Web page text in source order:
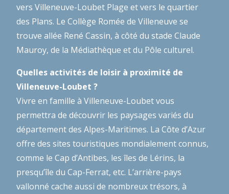
vers Villeneuve-Loubet Plage et vers le quartier
des Plans. Le Collège Romée de Villeneuve se
trouve allée René Cassin, à côté du stade Claude
Mauroy, de la Médiathèque et du Pôle culturel.
Quelles activités de loisir à proximité de
Villeneuve-Loubet ?
Vivre en famille à Villeneuve-Loubet vous
permettra de découvrir les paysages variés du
département des Alpes-Maritimes. La Côte d’Azur
offre des sites touristiques mondialement connus,
comme le Cap d’Antibes, les îles de Lérins, la
presqu’île du Cap-Ferrat, etc. L’arrière-pays
vallonné cache aussi de nombreux trésors, à